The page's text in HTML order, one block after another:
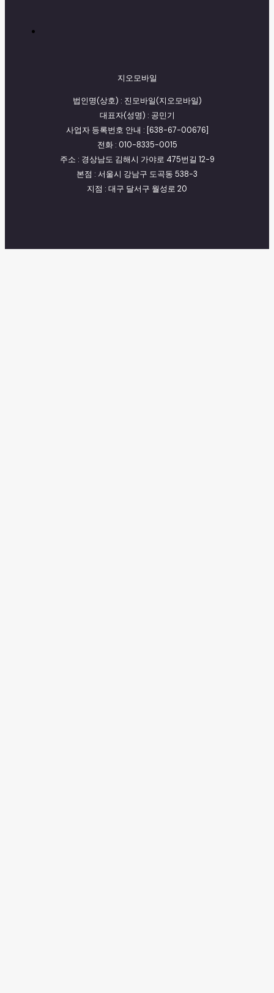
지오모바일
법인명(상호) : 진모바일(지오모바일)
대표자(성명) : 공민기
사업자 등록번호 안내 : [638-67-00676]
전화 : 010-8335-0015
주소 : 경상남도 김해시 가야로 475번길 12-9
본점 : 서울시 강남구 도곡동 538-3
지점 : 대구 달서구 월성로 20